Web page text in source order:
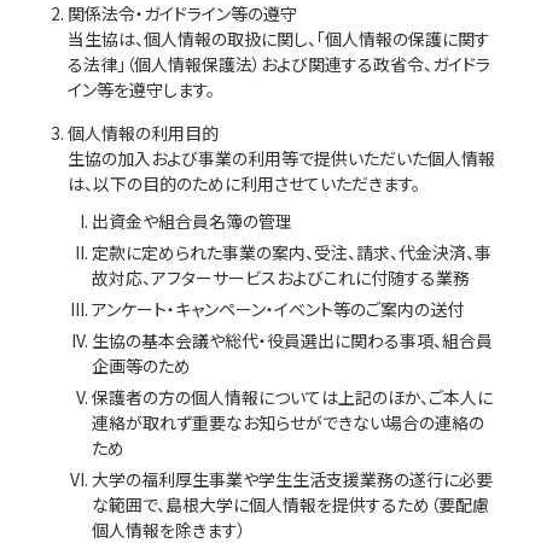
関係法令・ガイドライン等の遵守
当生協は、個人情報の取扱に関し、「個人情報の保護に関す
る法律」（個人情報保護法）および関連する政省令、ガイドラ
イン等を遵守します。
個人情報の利用目的
生協の加入および事業の利用等で提供いただいた個人情報
は、以下の目的のために利用させていただきます。
出資金や組合員名簿の管理
定款に定められた事業の案内、受注、請求、代金決済、事
故対応、アフターサービスおよびこれに付随する業務
アンケート・キャンペーン・イベント等のご案内の送付
生協の基本会議や総代・役員選出に関わる事項、組合員
企画等のため
保護者の方の個人情報については上記のほか、ご本人に
連絡が取れず重要なお知らせができない場合の連絡の
ため
大学の福利厚生事業や学生生活支援業務の遂行に必要
な範囲で、島根大学に個人情報を提供するため（要配慮
個人情報を除きます）